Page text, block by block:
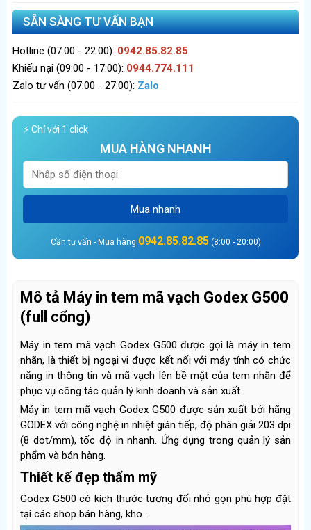
SẴN SÀNG TƯ VẤN BẠN
Hotline (07:00 - 22:00): 0942.85.82.85
Khiếu nại (09:00 - 17:00): 0944.774.111
Zalo tư vấn (07:00 - 27:00): Zalo
⚡ Chỉ với 1 click
MUA HÀNG NHANH
Mua nhanh
Cần tư vấn - Mua hàng 0942.85.82.85(8:00 - 20:00)
Mô tả Máy in tem mã vạch Godex G500
(full cổng)
Máy in tem mã vạch Godex G500 được gọi là máy in tem
nhãn, là thiết bị ngoại vi được kết nối với máy tính có chức
năng in thông tin và mã vạch lên bề mặt của tem nhãn để
phục vụ công tác quản lý kinh doanh và sản xuất.
Máy in tem mã vạch Godex G500 được sản xuất bởi hãng
GODEX với công nghệ in nhiệt gián tiếp, độ phân giải 203 dpi
(8 dot/mm), tốc độ in nhanh. Ứng dụng trong quản lý sản
phẩm và bán hàng.
Thiết kế đẹp thẩm mỹ
Godex G500 có kích thước tương đối nhỏ gọn phù hợp đặt
tại các shop bán hàng, kho...